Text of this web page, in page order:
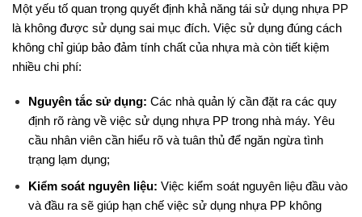
Một yếu tố quan trọng quyết định khả năng tái sử dụng nhựa PP
là không được sử dụng sai mục đích. Việc sử dụng đúng cách
không chỉ giúp bảo đảm tính chất của nhựa mà còn tiết kiệm
nhiều chi phí:
Nguyên tắc sử dụng: Các nhà quản lý cần đặt ra các quy
định rõ ràng về việc sử dụng nhựa PP trong nhà máy. Yêu
cầu nhân viên cần hiểu rõ và tuân thủ để ngăn ngừa tình
trạng lạm dụng;
Kiểm soát nguyên liệu: Việc kiểm soát nguyên liệu đầu vào
và đầu ra sẽ giúp hạn chế việc sử dụng nhựa PP không